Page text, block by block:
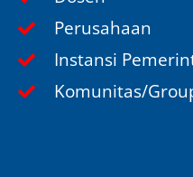
Perusahaan
Instansi
Komunitas/